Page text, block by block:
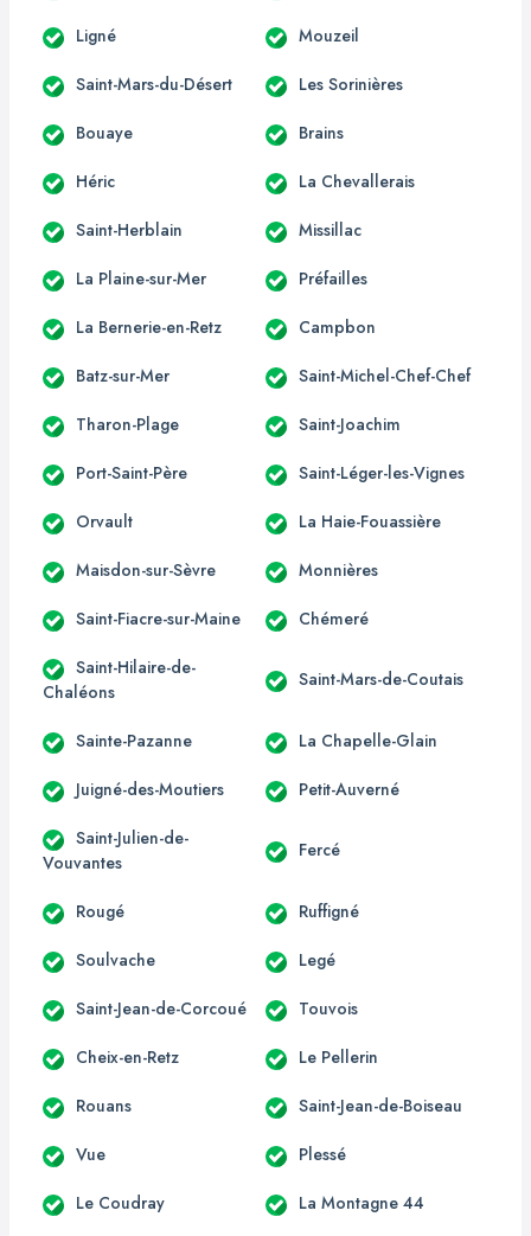
Ligné Mouzeil
Saint-Mars-du-Désert Les Sorinières
Bouaye Brains
Héric La Chevallerais
Saint-Herblain Missillac
La Plaine-sur-Mer Préfailles
La Bernerie-en-Retz Campbon
Batz-sur-Mer Saint-Michel-Chef-Chef
Tharon-Plage Saint-Joachim
Port-Saint-Père Saint-Léger-les-Vignes
Orvault La Haie-Fouassière
Maisdon-sur-Sèvre Monnières
Saint-Fiacre-sur-Maine Chémeré
Saint-Hilaire-de-
Chaléons
Saint-Mars-de-Coutais
Sainte-Pazanne La Chapelle-Glain
Juigné-des-Moutiers Petit-Auverné
Saint-Julien-de-
Vouvantes
Fercé
Rougé Ruffigné
Soulvache Legé
Saint-Jean-de-Corcoué Touvois
Cheix-en-Retz Le Pellerin
Rouans Saint-Jean-de-Boiseau
Vue Plessé
Le Coudray La Montagne 44